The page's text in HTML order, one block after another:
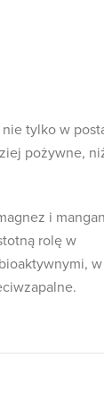
tylko w
pożywne,
i
rolę w
w